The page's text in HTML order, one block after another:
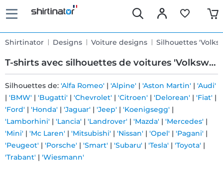
Shirtinator Designs Voiture designs Silhouettes
T-shirts avec silhouettes de voitures 'Volkswagen'
Livraison
rapide
Échange
Silhouettes de: 'Alfa Romeo' | 'Alpine' | 'Aston Martin' | 'Audi'
| 'BMW' | 'Bugatti' | 'Chevrolet' | 'Citroen' | 'Delorean' | 'Fiat' |
'Ford' | 'Honda' | 'Jaguar' | 'Jeep' | 'Koenigsegg' |
'Lamborhini' | 'Lancia' | 'Landrover' | 'Mazda' | 'Mercedes' |
'Mini' | 'Mc Laren' | 'Mitsubishi' | 'Nissan' | 'Opel' | 'Pagani' |
'Peugeot' | 'Porsche' | 'Smart' | 'Subaru' | 'Tesla' | 'Toyota' |
'Trabant' | 'Wiesmann'